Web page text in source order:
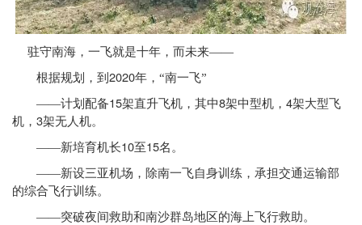
驻守南海，一飞就是十年，而未来——
根据规划，到 2020年，“南一飞”
——计划配备15架直升飞机，其中8架中型机， 4架大型飞
机， 3架无人机。
——新培育机长10至15名。
——新设三亚机场，除南一飞自身训练，承担交通运输部
的综合飞行训练。
——突破夜间救助和南沙群岛地区的海上飞行救助。